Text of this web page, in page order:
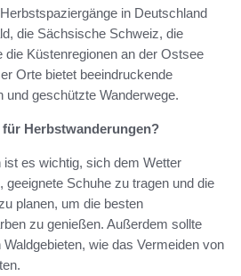
in Deutschland
die Sächsische Schweiz, die
die Küstenregionen an der Ostsee
Orte bietet beeindruckende
und geschützte Wanderwege.
Herbstwanderungen?
es wichtig, sich dem Wetter
geeignete Schuhe zu tragen und die
planen, um die besten
zu genießen. Außerdem sollte
wie das Vermeiden von